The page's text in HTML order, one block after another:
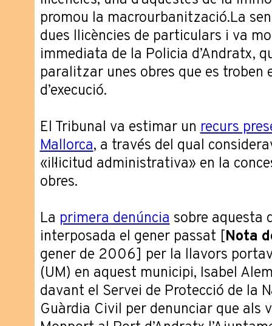
promou la macrourbanització.La
dues llicències de particulars i va
immediata de la Policia d’Andratx,
paralitzar unes obres que es troben
d’execució.
El Tribunal va estimar unrecurs
Mallorca, a través del qual
«il·licitud administrativa» en la
obres.
La primera denúnciasobre aquesta
interposada el gener passat [Nota
gener de 2006] per la llavors
(UM) en aquest municipi, Isabel
davant el Servei de Protecció de la
Guàrdia Civil per denunciar que als